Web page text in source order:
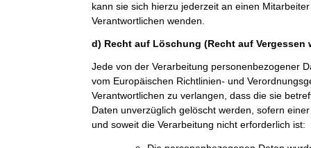
kann sie sich hierzu jederzeit an einen
Verantwortlichen wenden.
d) Recht auf Löschung (Recht auf Vergessen
Jede von der Verarbeitung personenbezogener
vom Europäischen Richtlinien- und
Verantwortlichen zu verlangen, dass die sie
Daten unverzüglich gelöscht werden, sofern
und soweit die Verarbeitung nicht erforderlich ist: